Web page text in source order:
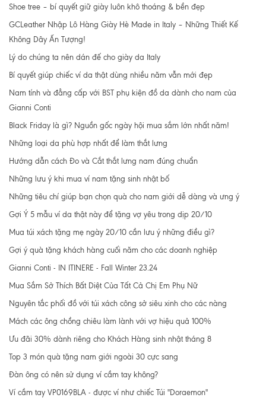
Shoe tree – bí quyết giữ giày luôn khô thoáng & bền đẹp
GCLeather Nhập Lô Hàng Giày Hè Made in Italy – Những Thiết Kế
Không Dây Ấn Tượng!
Lý do chúng ta nên dán đế cho giày da Italy
Bí quyết giúp chiếc ví da thật dùng nhiều năm vẫn mới đẹp
Nam tính và đẳng cấp với BST phụ kiện đồ da dành cho nam của
Gianni Conti
Black Friday là gì? Nguồn gốc ngày hội mua sắm lớn nhất năm!
Những loại da phù hợp nhất để làm thắt lưng
Hướng dẫn cách Đo và Cắt thắt lưng nam đúng chuẩn
Những lưu ý khi mua ví nam tặng sinh nhật bố
Những tiêu chí giúp bạn chọn quà cho nam giới dễ dàng và ưng ý
Gợi Ý 5 mẫu ví da thật này để tặng vợ yêu trong dịp 20/10
Mua túi xách tặng mẹ ngày 20/10 cần lưu ý những điều gì?
Gợi ý quà tặng khách hàng cuối năm cho các doanh nghiệp
Gianni Conti - IN ITINERE - Fall Winter 23.24
Mua Sắm Sở Thích Bất Diệt Của Tất Cả Chị Em Phụ Nữ
Nguyên tắc phối đồ với túi xách công sở siêu xinh cho các nàng
Mách các ông chồng chiêu làm lành với vợ hiệu quả 100%
Ưu đãi 30% dành riêng cho Khách Hàng sinh nhật tháng 8
Top 3 món quà tặng nam giới ngoài 30 cực sang
Đàn ông có nên sử dụng ví cầm tay không?
Ví cầm tay VP0169BLA - được ví như chiếc Túi "Doraemon"